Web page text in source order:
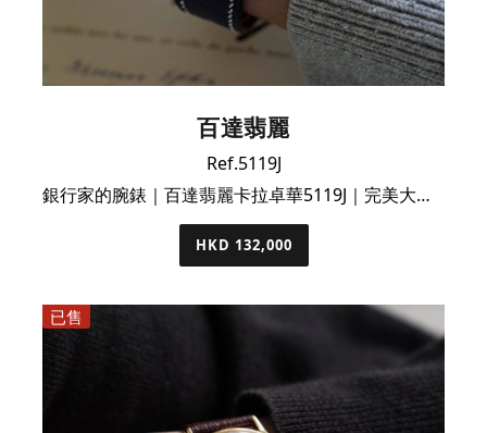
百達翡麗
Ref.5119J
銀行家的腕錶｜百達翡麗卡拉卓華5119J｜完美大全套，靚價
HKD 132,000
已售